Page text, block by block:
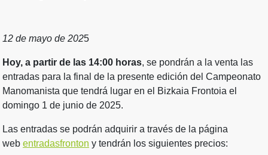
12 de mayo de 2025
Hoy, a partir de las 14:00 horas, se pondrán a la venta las
entradas para la final de la presente edición del Campeonato
Manomanista que tendrá lugar en el Bizkaia Frontoia el
domingo 1 de junio de 2025.
Las entradas se podrán adquirir a través de la página
web entradasfronton y tendrán los siguientes precios: